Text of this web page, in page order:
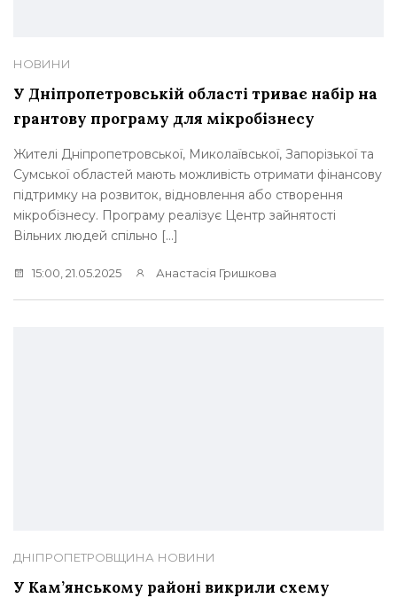
НОВИНИ
У Дніпропетровській області триває набір на
грантову програму для мікробізнесу
Жителі Дніпропетровської, Миколаївської, Запорізької та
Сумської областей мають можливість отримати фінансову
підтримку на розвиток, відновлення або створення
мікробізнесу. Програму реалізує Центр зайнятості
Вільних людей спільно […]
15:00, 21.05.2025 Анастасія Гришкова
ДНІПРОПЕТРОВЩИНА НОВИНИ
У Кам’янському районі викрили схему